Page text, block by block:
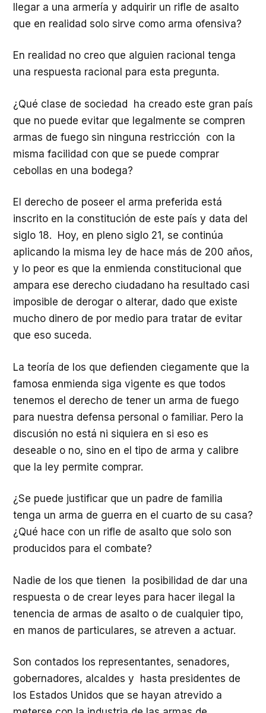
llegar a una armería y adquirir un rifle de asalto
que en realidad solo sirve como arma ofensiva?
En realidad no creo que alguien racional tenga
una respuesta racional para esta pregunta.
¿Qué clase de sociedad ha creado este gran país
que no puede evitar que legalmente se compren
armas de fuego sin ninguna restricción con la
misma facilidad con que se puede comprar
cebollas en una bodega?
El derecho de poseer el arma preferida está
inscrito en la constitución de este país y data del
siglo 18. Hoy, en pleno siglo 21, se continúa
aplicando la misma ley de hace más de 200 años,
y lo peor es que la enmienda constitucional que
ampara ese derecho ciudadano ha resultado casi
imposible de derogar o alterar, dado que existe
mucho dinero de por medio para tratar de evitar
que eso suceda.
La teoría de los que defienden ciegamente que la
famosa enmienda siga vigente es que todos
tenemos el derecho de tener un arma de fuego
para nuestra defensa personal o familiar. Pero la
discusión no está ni siquiera en si eso es
deseable o no, sino en el tipo de arma y calibre
que la ley permite comprar.
¿Se puede justificar que un padre de familia
tenga un arma de guerra en el cuarto de su casa?
¿Qué hace con un rifle de asalto que solo son
producidos para el combate?
Nadie de los que tienen la posibilidad de dar una
respuesta o de crear leyes para hacer ilegal la
tenencia de armas de asalto o de cualquier tipo,
en manos de particulares, se atreven a actuar.
Son contados los representantes, senadores,
gobernadores, alcaldes y hasta presidentes de
los Estados Unidos que se hayan atrevido a